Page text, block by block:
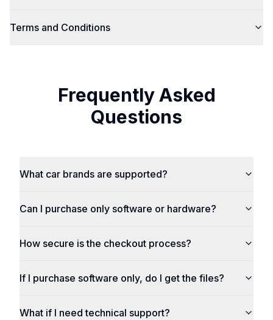
Terms and Conditions
Frequently Asked
Questions
What car brands are supported?
Can I purchase only software or hardware?
How secure is the checkout process?
If I purchase software only, do I get the files?
What if I need technical support?